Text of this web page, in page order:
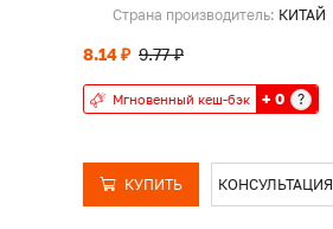
Страна производитель: КИТАЙ
8.14 ₽ 9.77 ₽
Мгновенный кеш-бэк + 0 ?
КУПИТЬ КОНСУЛЬТАЦИЯ